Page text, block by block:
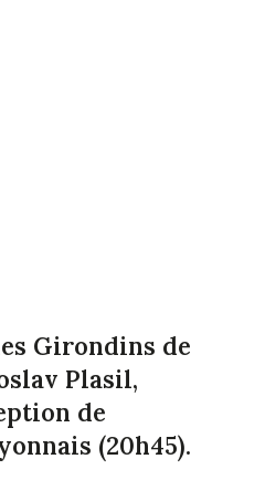
Girondins de
Plasil,
de
(20h45).